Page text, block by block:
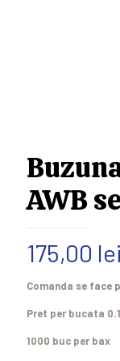
AWB
175,00 lei
Comanda se face
Pret per bucata
1000 buc per bax